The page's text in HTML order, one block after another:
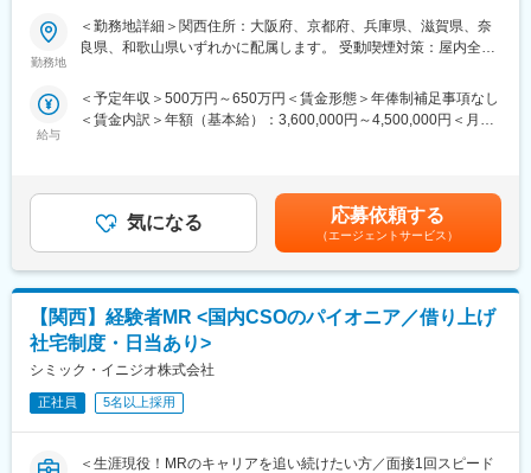
■ＭＩフォースの魅力：
ーがきめ細やかにフォローしますので、いつでも自信を持って営
業活動が行えます。
ができ、PMとして顧客や医師とレベルの高い関係を築くことも、
本社で事業企画や採用、社員の育成などに関わることも可能で
す。複数のプロジェクトを経験し、新たなキャリアに挑戦してい
くことを期待しています。
■勤務地：
（1）北海道：北海道
（2）東北：青森・秋田・岩手・山形・宮城・福島
（3）関東：東京・神奈川・千葉・埼玉・茨城・栃木・群馬
（5）東海：愛知・岐阜・三重・静岡
（8）中国：岡山・広島・山口・島根・鳥取
大手企業で安定就業】
てキャリアをスタートできるポジションです。
当社は製薬・医療機器メーカーの営業業務を担う
2カ月の集中研修で業界の基礎から学べるため、医療業界が初めて
の方でも安心して挑戦できます。
営業職ならではの「提案スキル」だけでなく、専門知識を持って
医師などに提案するため、市場では需要が高まり、希少性も増し
ています。
・MRとは
主に医師や薬剤師等へ、担当製品の情報提供を行います。担当施
設の患者様に応じた情報提供や、担当製品の処方後の情報収集を
行います。
勤務地
＜勤務地詳細＞関西住所：大阪府、京都府、兵庫県、滋賀県、奈
良県、和歌山県いずれかに配属します。 受動喫煙対策：屋内全面
給与
＜予定年収＞500万円～650万円＜賃金形態＞年俸制補足事項なし
＜賃金内訳＞年額（基本給）：3,600,000円～4,500,000円＜月額
動・四半期一時金：10万円（四半期に1回、10万円程度支給）※た
だし支給条件有。他、永続勤務報奨金（3年勤務5万円支給、5年
勤務10万円…）ございます。賃金はあくまでも目安の金額であ
り、選考を通じて上下する可能性があります。月給(月額)は固定手
当を含めた表記です。
気になる 応募依頼する
（エージェントサービス）
【関西】経験者MR <国内CSOのパイオニア／借り上げ
社宅制度・日当あり>
シミック・イニジオ株式会社
正社員 5名以上採用
＜生涯現役！MRのキャリアを追い続けたい方／面接1回スピード